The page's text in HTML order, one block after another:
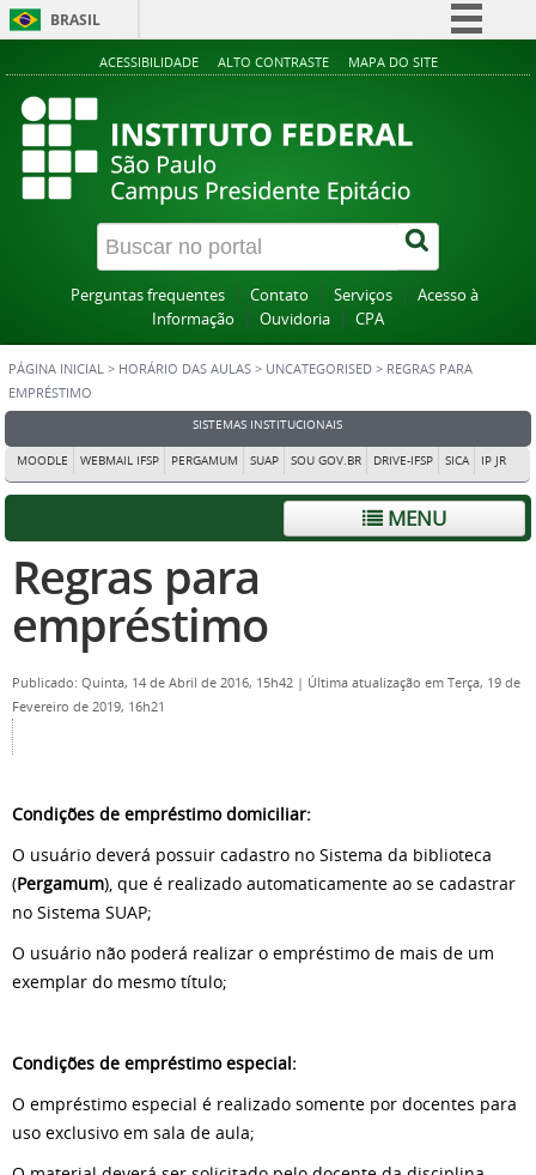
BRASIL
Simplifique!
Participe
Legislação
ACESSIBILIDADE ALTO CONTRASTE MAPA DO SITE
Perguntas frequentes Contato Serviços
Acesso à
Informação
Ouvidoria CPA
PÁGINA INICIAL > HORÁRIO DAS AULAS > UNCATEGORISED > REGRAS PARA
EMPRÉSTIMO
SISTEMAS INSTITUCIONAIS
MOODLE WEBMAIL IFSP PERGAMUM SUAP SOU GOV.BR DRIVE-IFSP SICA IP JR
MENU
Regras para
empréstimo
Publicado: Quinta, 14 de Abril de 2016, 15h42 | Última atualização em Terça, 19 de
Fevereiro de 2019, 16h21
Condições de empréstimo domiciliar:
O usuário deverá possuir cadastro no Sistema da biblioteca
(Pergamum), que é realizado automaticamente ao se cadastrar
no Sistema SUAP;
O usuário não poderá realizar o empréstimo de mais de um
exemplar do mesmo título;
Condições de empréstimo especial:
O empréstimo especial é realizado somente por docentes para
uso exclusivo em sala de aula;